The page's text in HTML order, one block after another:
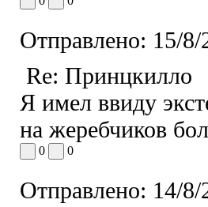
Отправлено: 15/
Re: Принцкилло
Я имел ввиду
на жеребчиков
0 0
Отправлено: 14/